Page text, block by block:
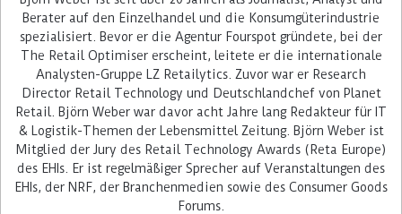
Self-Checkouts dieses Typs plant die Schwarz
Gruppe nun zügig in vielen Lidl-Filialen in
Deutschland einzuführen. Auch im Ausland
bietet der Discounter seinen Kunden diese Art
von SB-Kassen an: Bereits im Einsatz sind sie in
Berater auf den Einzelhandel und die Konsumgüterindustrie
spezialisiert. Bevor er die Agentur Fourspot gründete, bei der
The Retail Optimiser erscheint, leitete er die internationale
Analysten-Gruppe LZ Retailytics. Zuvor war er Research
Director Retail Technology und Deutschlandchef von Planet
Retail. Björn Weber war davor acht Jahre lang Redakteur für IT
& Logistik-Themen der Lebensmittel Zeitung. Björn Weber ist
Mitglied der Jury des Retail Technology Awards (Reta Europe)
des EHIs. Er ist regelmäßiger Sprecher auf Veranstaltungen des
EHIs, der NRF, der Branchenmedien sowie des Consumer Goods
Forums.